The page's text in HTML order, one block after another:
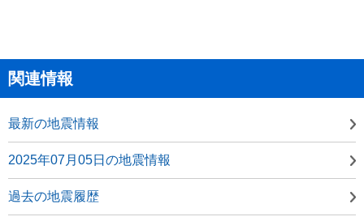
関連情報
最新の地震情報
2025年07月05日の地震情報
過去の地震履歴